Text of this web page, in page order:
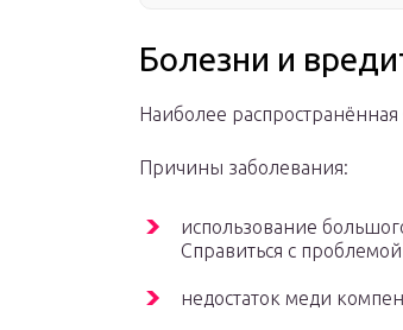
Болезни и
Наиболее распространённая
Причины заболевания:
использование
Справиться с
недостаток меди